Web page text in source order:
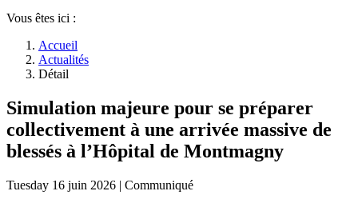
Vous êtes ici :
Accueil
Actualités
Détail
Simulation majeure pour se préparer
collectivement à une arrivée massive de
blessés à l’Hôpital de Montmagny
Tuesday 16 juin 2026 | Communiqué